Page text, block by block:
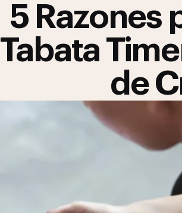
5 Razones
Tabata
de